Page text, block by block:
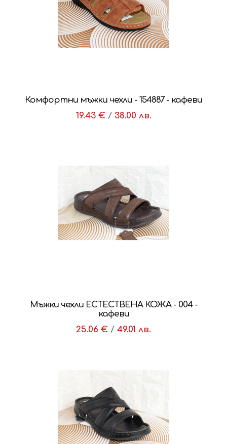
Комфортни мъжки чехли - 154887 - кафеви
19.43 € / 38.00 лв.
Мъжки чехли ЕСТЕСТВЕНА КОЖА - 004 -
кафеви
25.06 € / 49.01 лв.